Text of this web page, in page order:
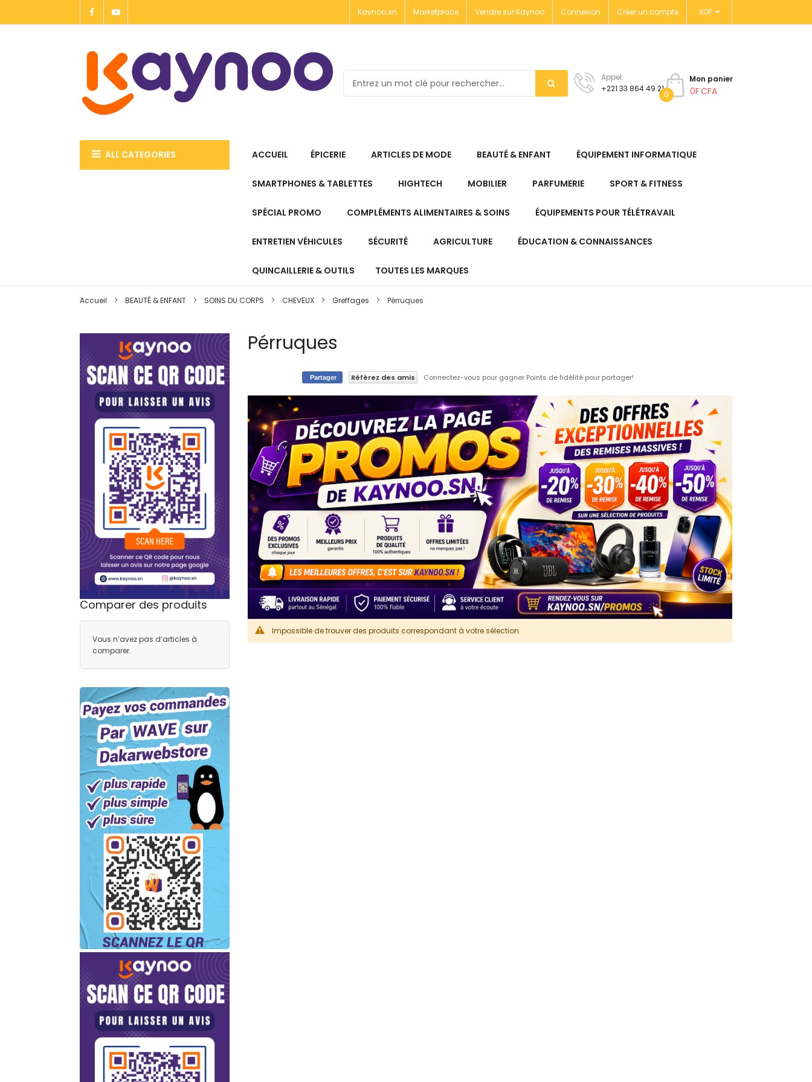
XOF
Kaynoo.sn Marketplace Vendre sur Kaynoo Connexion
Créer un compte
contenu
Mon panier
0F CFA
0
Appel:
+221 33 864 49 21
ALL CATEGORIES ACCUEIL ÉPICERIE ARTICLES DE MODE BEAUTÉ & ENFANT ÉQUIPEMENT INFORMATIQUE
SMARTPHONES & TABLETTES HIGHTECH MOBILIER PARFUMERIE SPORT & FITNESS
SPÉCIAL PROMO COMPLÉMENTS ALIMENTAIRES & SOINS ÉQUIPEMENTS POUR TÉLÉTRAVAIL
ENTRETIEN VÉHICULES SÉCURITÉ AGRICULTURE ÉDUCATION & CONNAISSANCES
QUINCAILLERIE & OUTILS TOUTES LES MARQUES
Accueil BEAUTÉ & ENFANT SOINS DU CORPS CHEVEUX Greffages Pérruques
Pérruques
Partager Référez des amis Connectez-vous pour gagner Points de fidélité pour partager!
Impossible de trouver des produits correspondant à votre sélection.
Comparer des produits
Vous n’avez pas d’articles à
comparer.